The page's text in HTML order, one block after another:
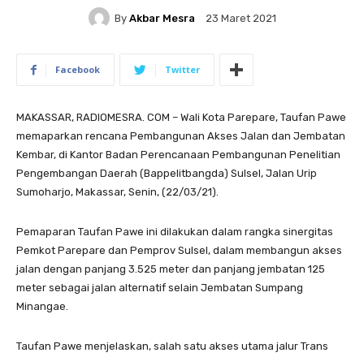
By Akbar Mesra 23 Maret 2021
Facebook Twitter
MAKASSAR, RADIOMESRA. COM – Wali Kota Parepare, Taufan Pawe
memaparkan rencana Pembangunan Akses Jalan dan Jembatan
Kembar, di Kantor Badan Perencanaan Pembangunan Penelitian
Pengembangan Daerah (Bappelitbangda) Sulsel, Jalan Urip
Sumoharjo, Makassar, Senin, (22/03/21).
Pemaparan Taufan Pawe ini dilakukan dalam rangka sinergitas
Pemkot Parepare dan Pemprov Sulsel, dalam membangun akses
jalan dengan panjang 3.525 meter dan panjang jembatan 125
meter sebagai jalan alternatif selain Jembatan Sumpang
Minangae.
Taufan Pawe menjelaskan, salah satu akses utama jalur Trans